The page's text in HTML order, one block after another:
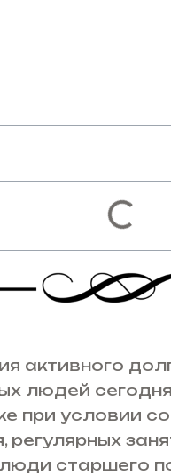
активного
людей
при условии
регулярных
старшего